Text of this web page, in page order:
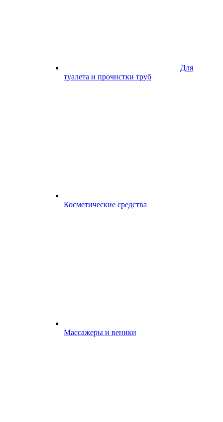
Для
туалета и прочистки труб
Косметические средства
Массажеры и веники